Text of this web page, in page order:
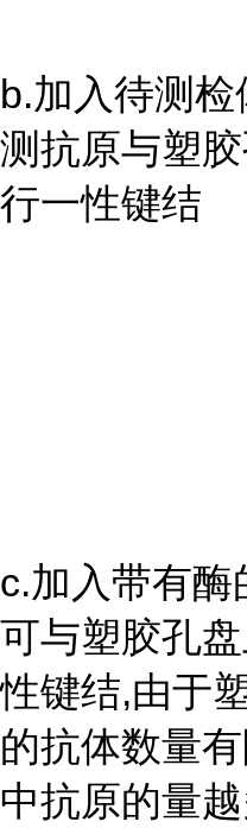
b.加入待测
测抗原与塑
行一性键结
c.加入带有
可与塑胶孔
性键结,由于
的抗体数量
中抗原的量